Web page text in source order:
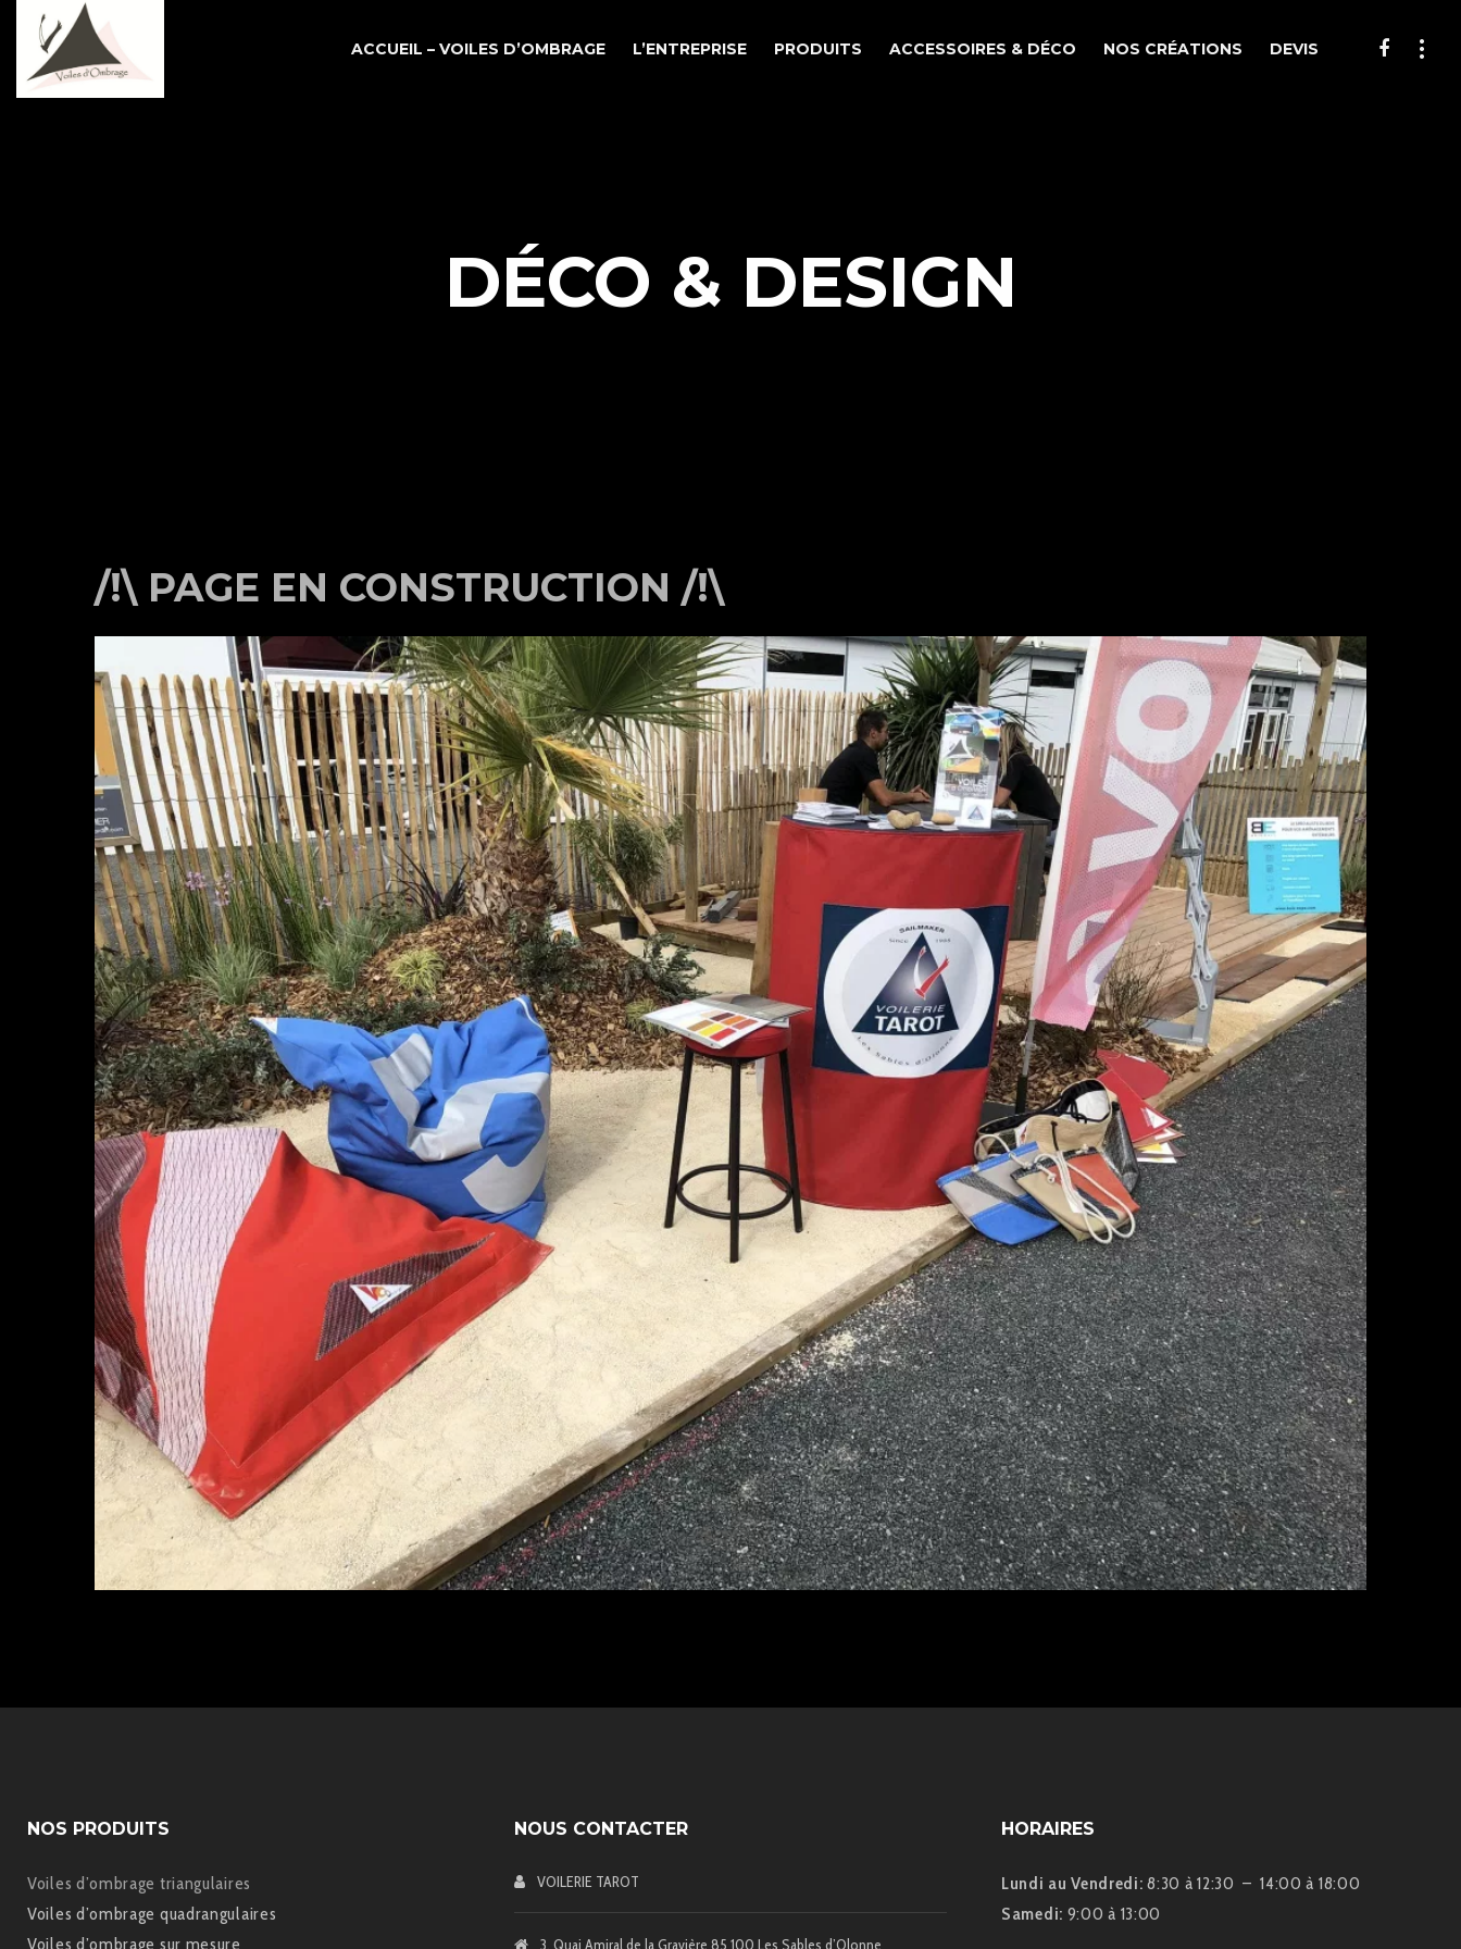
ACCUEIL – VOILES D’OMBRAGE L’ENTREPRISE PRODUITS ACCESSOIRES & DÉCO NOS CRÉATIONS DEVIS
DÉCO & DESIGN
/!\ PAGE EN CONSTRUCTION /!\
NOS PRODUITS
Voiles d’ombrage triangulaires
Voiles d’ombrage quadrangulaires
Voiles d’ombrage sur mesure
NOUS CONTACTER
VOILERIE TAROT
3, Quai Amiral de la Gravière 85 100 Les Sables d’Olonne
HORAIRES
Lundi au Vendredi:8:30 à 12:30 – 14:00 à 18:00
Samedi: 9:00 à 13:00